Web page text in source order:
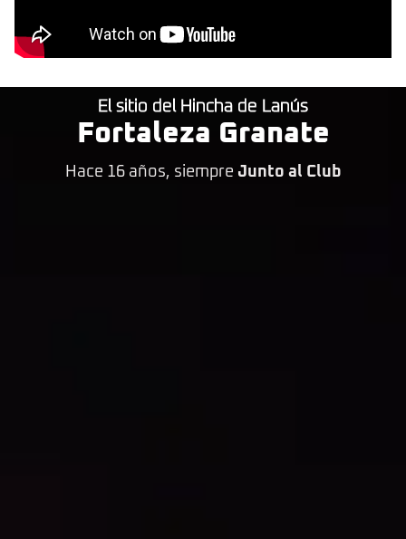
El sitio del Hincha de Lanús
Fortaleza Granate
Hace 16 años, siempre Junto al Club